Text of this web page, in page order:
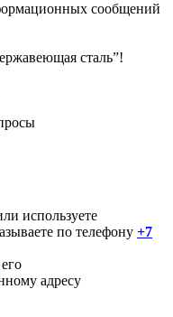
сообщений
сталь”!
используете
по телефону +7
его
адресу